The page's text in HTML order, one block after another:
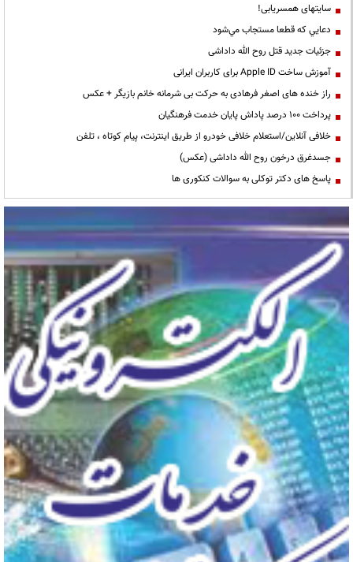
سایتهای همسریابی!
دعايي كه قطعا مستجاب مي‌شود
جزئیات جدید قتل روح الله داداشی
آموزش ساخت Apple ID برای کاربران ایرانی
راز خنده های اصغر فرهادی به حرکت بی شرمانه خانم بازیگر + عکس
پرداخت ۱۰۰ درصد پاداش پایان خدمت فرهنگیان
خلافی آنلاین/استعلام خلافی خودرو از طریق اینترنت، پیام کوتاه ، تلفن
جسدغرق درخون روح الله داداشی (عکس)
پاسخ های دکتر توکلی به سوالات کنکوری ها